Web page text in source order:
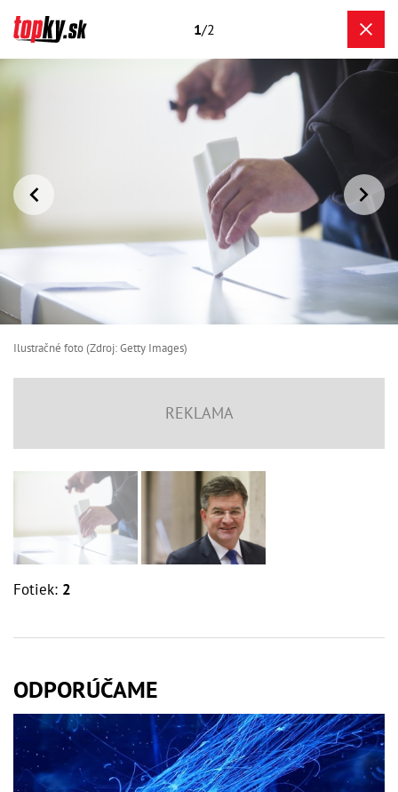
1/2
Ilustračné foto (Zdroj: Getty Images)
Fotiek: 2
ODPORÚČAME